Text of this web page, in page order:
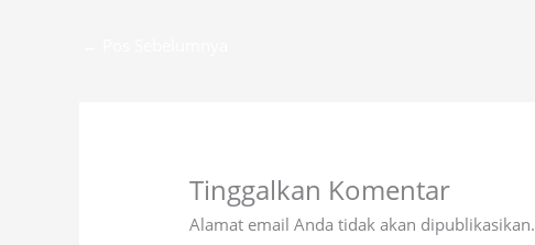
Tinggalkan Komentar
Alamat email Anda tidak akan dipublikasikan.